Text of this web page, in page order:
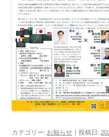
カテゴリー: お知らせ | 投稿日: